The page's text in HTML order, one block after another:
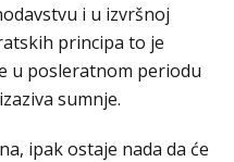
i u izvršnoj
principa to je
u posleratnom periodu
sumnje.
ipak ostaje nada da će